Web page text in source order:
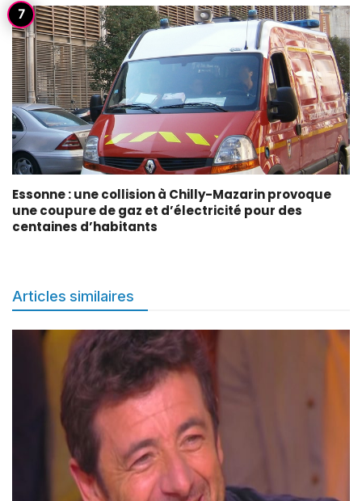
Essonne : une collision à Chilly-Mazarin provoque
une coupure de gaz et d’électricité pour des
centaines d’habitants
Articles similaires